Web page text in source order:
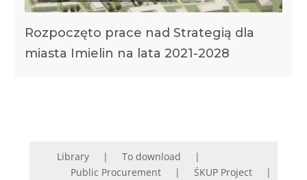
Rozpoczęto prace nad Strategią dla
miasta Imielin na lata 2021-2028
Library
To download
Public Procurement
ŚKUP Project